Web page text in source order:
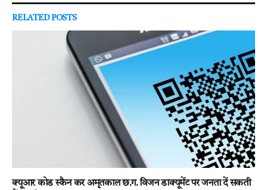
RELATEDPOSTS
क्यूआर कोड स्कैन कर अमृतकाल छ.ग. विजन डाक्यूमेंट पर जनता दें सकती